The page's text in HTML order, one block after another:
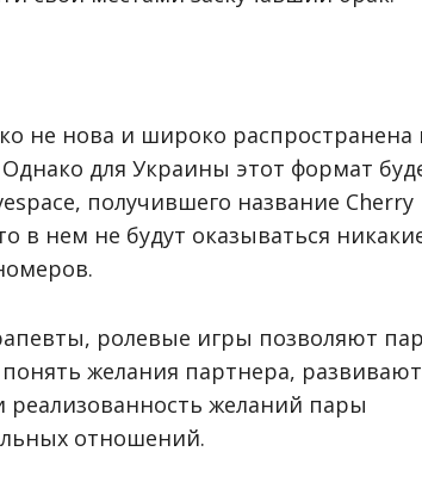
не нова и широко распространена
для Украины этот формат
получившего название Cherry
в нем не будут оказываться
ролевые игры позволяют
желания партнера, развивают
реализованность желаний пары
отношений.